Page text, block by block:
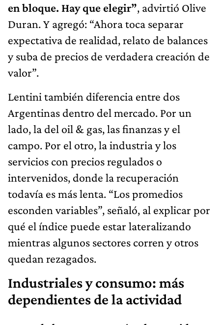
en bloque. Hay que elegir”, advirtió Olive
Duran. Y agregó: “Ahora toca separar
expectativa de realidad, relato de balances
y suba de precios de verdadera creación de
valor”.
Lentini también diferencia entre dos
Argentinas dentro del mercado. Por un
lado, la del oil & gas, las finanzas y el
campo. Por el otro, la industria y los
servicios con precios regulados o
intervenidos, donde la recuperación
todavía es más lenta. “Los promedios
esconden variables”, señaló, al explicar por
qué el índice puede estar lateralizando
mientras algunos sectores corren y otros
quedan rezagados.
Industriales y consumo: más
dependientes de la actividad